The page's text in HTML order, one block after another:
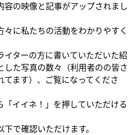
容の映像と記事がアップされまし
々に私たちの活動をわかりやすく
イターの方に書いていただいた紹
した写真の数々（利用者のの皆さ
てます）、ご覧になってくださ
「イイネ！」を押していただける
で確認いただけます。